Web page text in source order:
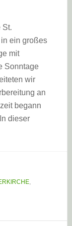
St.
ein großes
mit
Sonntage
wir
an
begann
dieser
,